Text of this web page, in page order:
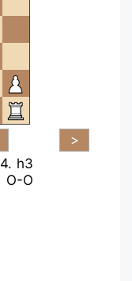
4. h3
O-O